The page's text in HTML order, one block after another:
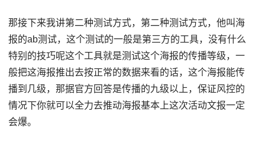
那接下来我讲第二种测试方式，第二种测试方式，他叫海
报的ab测试，这个测试的一般是第三方的工具，没有什么
特别的技巧呢这个工具就是测试这个海报的传播等级，一
般把这海报推出去按正常的数据来看的话，这个海报能传
播到几级，那据官方回答是传播的九级以上，保证风控的
情况下你就可以全力去推动海报基本上这次活动文报一定
会爆。